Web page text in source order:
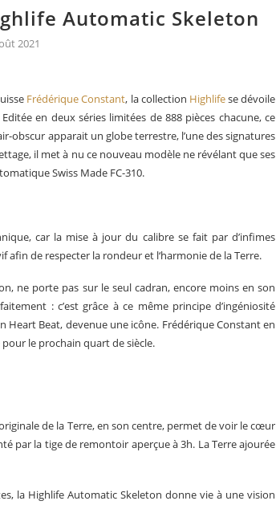
Automatic Skeleton
2021
Frédérique Constant, la collection Highlifese dévoile
en deux séries limitées de 888 pièces chacune, ce
obscur apparait un globe terrestre, l’une des signatures
il met à nu ce nouveau modèle ne révélant que ses
Swiss Made FC-310.
car la mise à jour du calibre se fait par d’infimes
afin de respecter la rondeur et l‘harmonie de la Terre.
ne porte pas sur le seul cadran, encore moins en son
: c’est grâce à ce même principe d’ingéniosité
Heart Beat, devenue une icône. Frédérique Constant en
le prochain quart de siècle.
de la Terre, en son centre, permet de voir le cœur
par la tige de remontoir aperçue à 3h. La Terre ajourée
la Highlife Automatic Skeleton donne vie à une vision
Les grandes complications